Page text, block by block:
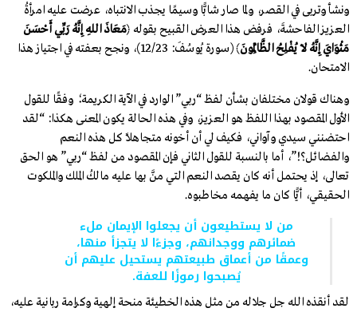
ونشأ وتربى في القصر، ولما صار شابًّا وسيمًا يجذب الانتباه، عرضت عليه امرأةُ
العزيز الفاحشةَ، فرفض هذا العرض القبيح بقوله ﴿مَعَاذَ اللهِ إِنَّهُ رَبِّي أَحْسَنَ
مَثْوَايَ إِنَّهُ لَا يُفْلِحُ الظَّالِمُونَ
﴾ (سورة يُوسُفَ: 12/23)، ونجح بعفته في اجتياز هذا
الامتحان.
وهناك قولان مختلفان بشأن لفظ “ربي” الوارد في الآية الكريمة؛ وفقًا للقول
الأول المقصود بهذا اللفظ هو العزيز، وفي هذه الحالة يكون المعنى هكذا: “لقد
احتضنني سيدي وآواني، فكيف لي أن أخونه متجاهلًا كل هذه النعم
والفضائل؟!”، أما بالنسبة للقول الثاني فإن المقصود من لفظ “ربي” هو الحق
تعالى، إذ يحتمل أنه كان يقصد النعم التي منَّ بها عليه مالكُ الملك والملكوت
الحقيقي، أيًّا كان ما يفهمه مخاطبوه.
من لا يستطيعون أن يجعلوا الإيمان ملء
ضمائرهم ووجدانهم، وجزءًا لا يتجزأ منها،
وعمقًا من أعماق طبيعتهم يستحيل عليهم أن
يُصبحوا رموزًا للعفة.
لقد أنقذه الله جل جلاله من مثل هذه الخطيئة منحة إلهية وكرامة ربانية عليه،